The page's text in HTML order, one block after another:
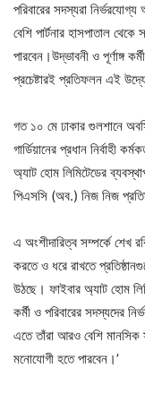
পরিবারের সদস্যরা নির্ভরযোগ্য
বেশি পার্টনার হাসপাতাল
পারবেন।উদ্ভাবনী ও পূর্ণাঙ্গ
প্রচেষ্টারই প্রতিফলন এই
গত ১০ মে ঢাকার গুলশানে
গার্ডিয়ানের প্রধান নির্বাহী
অ্যাট হোম লিমিটেডের
পিএসসি (অব.) নিজ নিজ
এ অংশীদারিত্ব সম্পর্কে শেখ
করতে ও ধরে রাখতে
উঠছে। ফাইবার অ্যাট হোম
কর্মী ও পরিবারের সদস্যদের
এতে তাঁরা আরও বেশি মানসিক
মনোযোগী হতে পারবেন।’